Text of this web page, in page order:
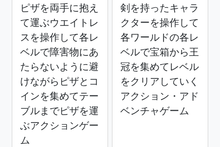
ピザを両手に抱え
て運ぶウエイトレ
スを操作して各レ
ベルで障害物にあ
たらないように避
けながらピザとコ
インを集めてテー
ブルまでピザを運
ぶアクションゲー
ム
剣を持ったキャラ
クターを操作して
各ワールドの各レ
ベルで宝箱から王
冠を集めてレベル
をクリアしていく
アクション・アド
ベンチャゲーム